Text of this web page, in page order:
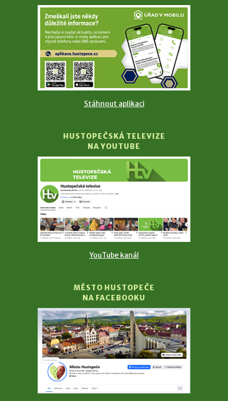
Stáhnout aplikaci
HUSTOPEČSKÁ TELEVIZE
NA YOUTUBE
YouTube kanál
MĚSTO HUSTOPEČE
NA FACEBOOKU